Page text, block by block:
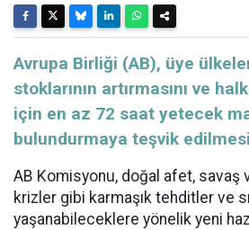
​​​​​​​Avrupa Birliği (AB), üye
stoklarının artırmasını ve
için en az 72 saat yetecek
bulundurmaya teşvik
AB Komisyonu, doğal afet, savaş
krizler gibi karmaşık tehditler ve
yaşanabileceklere yönelik yeni